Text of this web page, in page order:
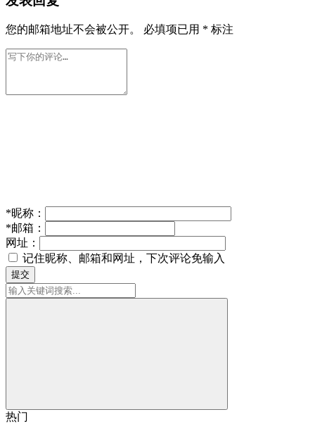
您的邮箱地址不会被公开。 必填项已用 * 标注
*昵称：
*邮箱：
网址：
记住昵称、邮箱和网址，下次评论免输入
提交
热门